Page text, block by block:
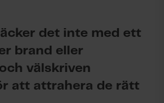
det inte med ett
brand eller
välskriven
att attrahera de rätt